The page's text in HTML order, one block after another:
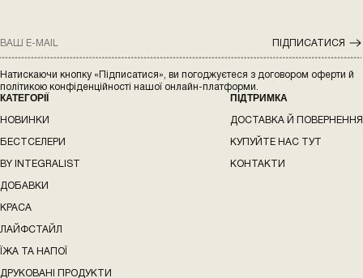
ПІДПИСАТИСЯ
КАТЕГОРІЇ
НОВИНКИ
БЕСТСЕЛЕРИ
BY INTEGRALIST
ДОБАВКИ
КРАСА
ЛАЙФСТАЙЛ
ЇЖА ТА НАПОЇ
ДРУКОВАНІ ПРОДУКТИ
ПІДТРИМКА
ДОСТАВКА Й ПОВЕРНЕННЯ
КУПУЙТЕ НАС ТУТ
КОНТАКТИ